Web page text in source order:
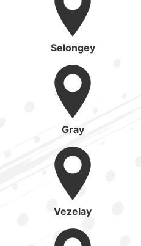
Selongey
Gray
Vezelay